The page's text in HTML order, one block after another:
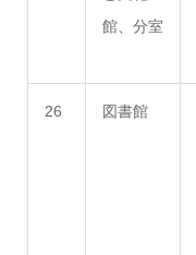
館、分室
26 図書館